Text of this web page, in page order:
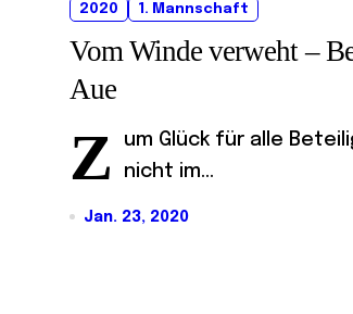
2020 1. Mannschaft
Vom Winde verweht –
Aue
Z
um Glück für alle
nicht im...
Jan. 23, 2020